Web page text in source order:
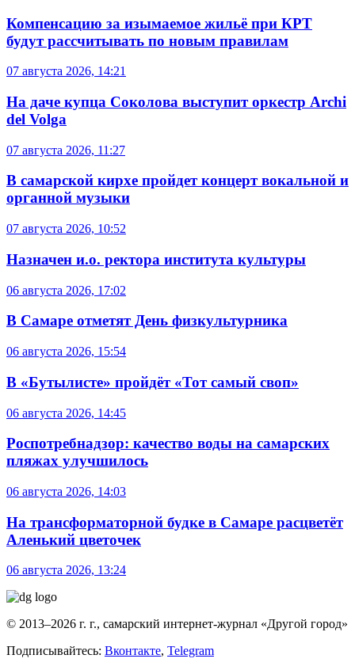
Компенсацию за изымаемое жильё при КРТ
будут рассчитывать по новым правилам
07 августа 2026, 14:21
На даче купца Соколова выступит оркестр Archi
del Volga
07 августа 2026, 11:27
В самарской кирхе пройдет концерт вокальной и
органной музыки
07 августа 2026, 10:52
Назначен и.о. ректора института культуры
06 августа 2026, 17:02
В Самаре отметят День физкультурника
06 августа 2026, 15:54
В «Бутылисте» пройдёт «Тот самый своп»
06 августа 2026, 14:45
Роспотребнадзор: качество воды на самарских
пляжах улучшилось
06 августа 2026, 14:03
На трансформаторной будке в Самаре расцветёт
Аленький цветочек
06 августа 2026, 13:24
© 2013–2026 г. г., самарский интернет-журнал «Другой город»
Подписывайтесь: Вконтакте, Telegram